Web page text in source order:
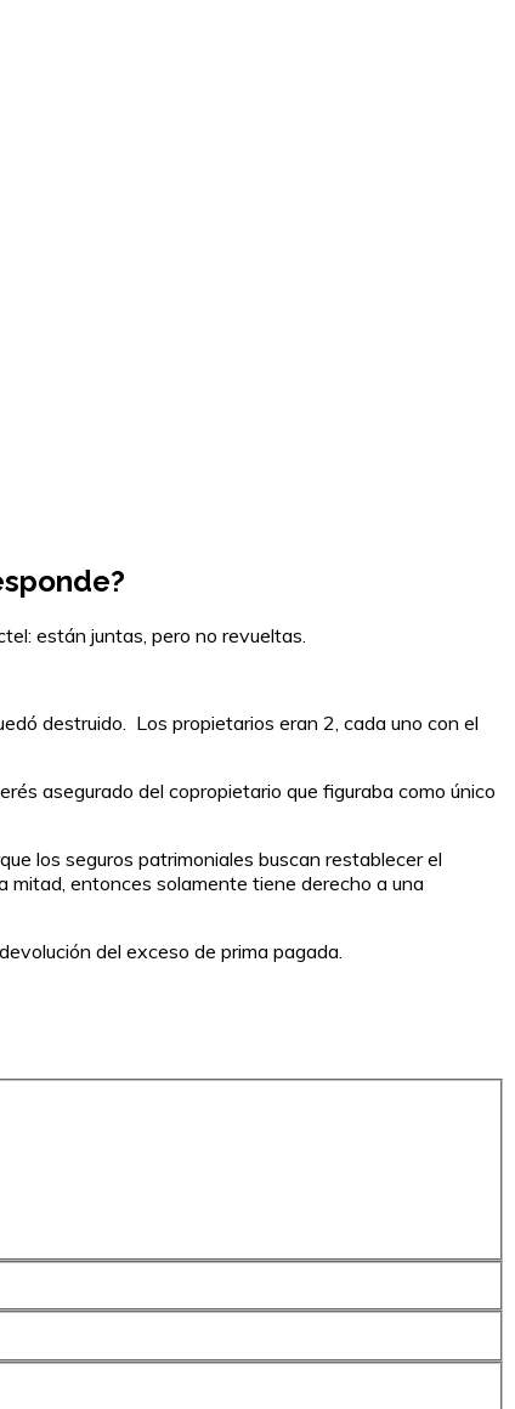
están juntas, pero no revueltas.
destruido. Los propietarios eran 2, cada uno con el
asegurado del copropietario que figuraba como único
los seguros patrimoniales buscan restablecer el
mitad, entonces solamente tiene derecho a una
del exceso de prima pagada.